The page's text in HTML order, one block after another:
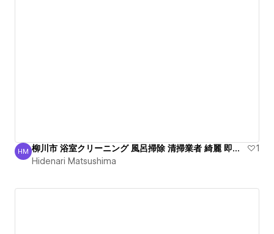
Hidenari Matsushima
HM 柳川市 浴室クリーニング 風呂掃除 清掃業者 綺麗 即通話
1
Hidenari Matsushima